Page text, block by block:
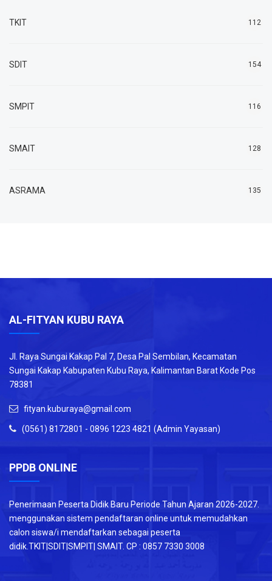
TKIT 112
SDIT 154
SMPIT 116
SMAIT 128
ASRAMA 135
AL-FITYAN KUBU RAYA
Jl. Raya Sungai Kakap Pal 7, Desa Pal Sembilan, Kecamatan
Sungai Kakap Kabupaten Kubu Raya, Kalimantan Barat Kode Pos
78381
fityan.kuburaya@gmail.com
(0561) 8172801 - 0896 1223 4821 (Admin Yayasan)
PPDB ONLINE
Penerimaan Peserta Didik Baru Periode Tahun Ajaran 2026-2027.
menggunakan sistem pendaftaran online untuk memudahkan
calon siswa/i mendaftarkan sebagai peserta
didik.TKIT|SDIT|SMPIT| SMAIT. CP : 0857 7330 3008